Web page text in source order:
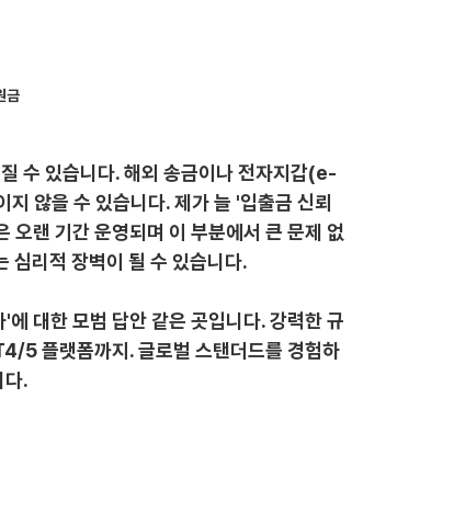
금
수 있습니다. 해외 송금이나 전자지갑(e-
않을 수 있습니다. 제가 늘 '입출금 신뢰
오랜 기간 운영되며 이 부분에서 큰 문제 없
심리적 장벽이 될 수 있습니다.
대한 모범 답안 같은 곳입니다. 강력한 규
5 플랫폼까지. 글로벌 스탠더드를 경험하
다.